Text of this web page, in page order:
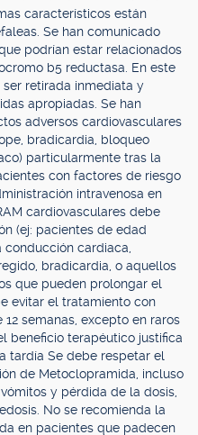
característicos están
Se han comunicado
podrían estar relacionados
b5 reductasa. En este
retirada inmediata y
apropiadas. Se han
adversos cardiovasculares
bradicardia, bloqueo
particularmente tras la
con factores de riesgo
intravenosa en
cardiovasculares debe
(ej: pacientes de edad
cardiaca,
bradicardia, o aquellos
que pueden prolongar el
evitar el tratamiento con
semanas, excepto en raros
beneficio terapéutico justifica
tardía Se debe respetar el
de Metoclopramida, incluso
y pérdida de la dosis,
No se recomienda la
en pacientes que padecen